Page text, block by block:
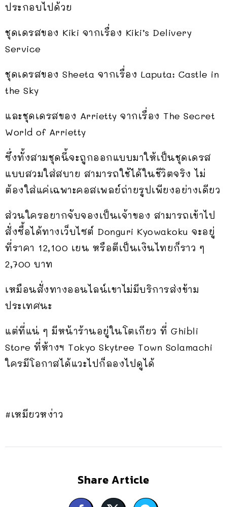
ประกอบไปด้วย
ชุดเดรสของ Kiki จากเรื่อง Kiki’s Delivery
Service
ชุดเดรสของ Sheeta จากเรื่อง Laputa: Castle in
the Sky
และชุดเดรสของ Arrietty จากเรื่อง The Secret
World of Arrietty
ซึ่งทั้งสามชุดนี้จะถูกออกแบบมาให้เป็นชุดเดรส
แบบสวมใส่สบาย สามารถใช้ได้ในชีวิตจริง ไม่
ต้องใส่แค่เฉพาะคอสเพลย์ถ่ายรูปเพียงอย่างเดียว
ส่วนใครอยากจับจองเป็นเจ้าของ สามารถเข้าไป
สั่งซื้อได้ทางเว็บไซต์ Donguri Kyowakoku จะอยู่
ที่ราคา 12,100 เยน หรือตีเป็นเงินไทยก็ราว ๆ
2,700 บาท
เหมือนสั่งทางออนไลน์เขาไม่มีบริการส่งข้าม
ประเทศนะ
แต่ที่แน่ ๆ มีหน้าร้านอยู่ในโตเกียว ที่ Ghibli
Store ที่ห้างฯ Tokyo Skytree Town Solamachi
ใครมีโอกาสได้แวะไปก็ลองไปดูได้
#เหมียวหง่าว
Share Article